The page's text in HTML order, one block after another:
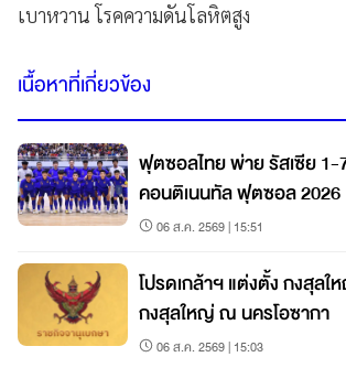
เบาหวาน โรคความดันโลหิตสูง
เนื้อหาที่เกี่ยวข้อง
ฟุตซอลไทย พ่าย รัสเซีย
คอนติเนนทัล ฟุตซอล 2026
06 ส.ค. 2569 | 15:51
โปรดเกล้าฯ แต่งตั้ง กงสุล
กงสุลใหญ่ ณ นครโอซากา
06 ส.ค. 2569 | 15:03